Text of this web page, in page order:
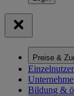
Preise &
Bildung &